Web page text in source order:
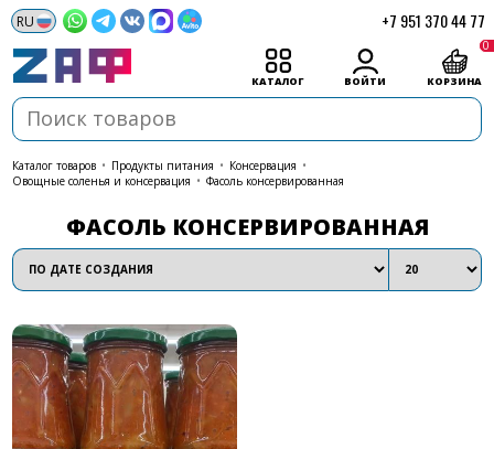
+7 951 370 44 77
КАТАЛОГ ВОЙТИ КОРЗИНА
0
каталог товаров • Продукты питания • Консервация •
Овощные соленья и консервация • Фасоль консервированная
ФАСОЛЬ КОНСЕРВИРОВАННАЯ